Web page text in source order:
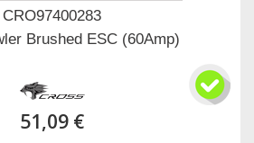
CRO97400283
Brushed ESC (60Amp)
51,09 €